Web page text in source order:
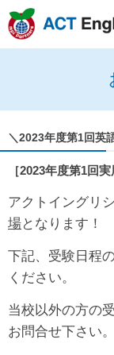
＼2023年度第1回英
［2023年度第1回
アクトイングリ
場となります！
下記、受験日程
ください。
当校以外の方の
お問合せ下さい。